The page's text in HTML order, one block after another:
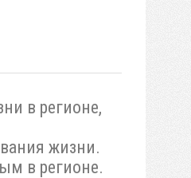
в регионе,
жизни.
в регионе.